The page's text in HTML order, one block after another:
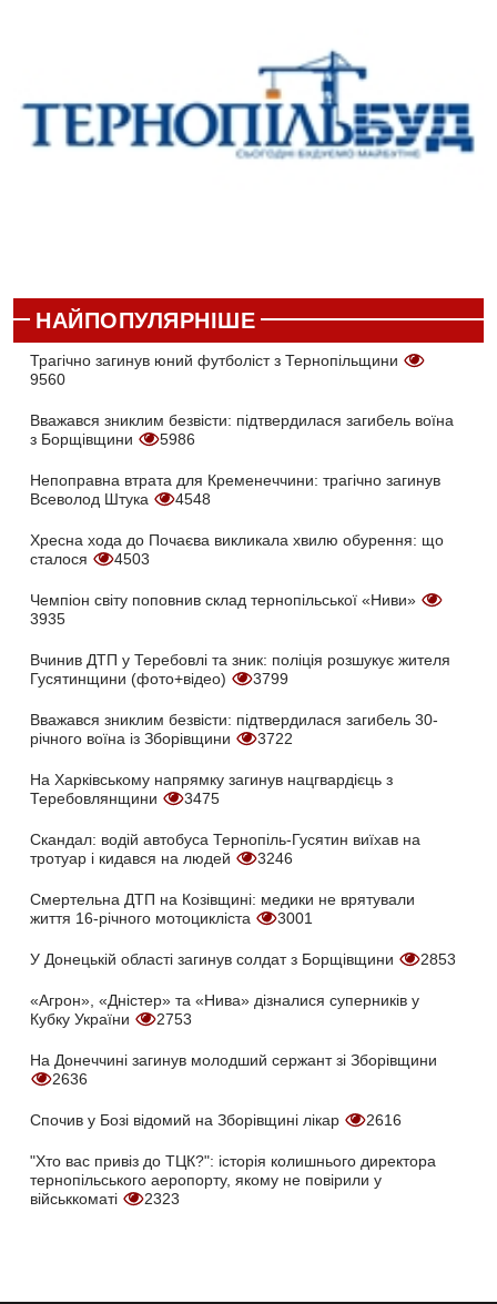
НАЙПОПУЛЯРНІШЕ
Трагічно загинув юний футболіст з Тернопільщини
9560
Вважався зниклим безвісти: підтвердилася загибель воїна
з Борщівщини
5986
Непоправна втрата для Кременеччини: трагічно загинув
Всеволод Штука
4548
Хресна хода до Почаєва викликала хвилю обурення: що
сталося
4503
Чемпіон світу поповнив склад тернопільської «Ниви»
3935
Вчинив ДТП у Теребовлі та зник: поліція розшукує жителя
Гусятинщини (фото+відео)
3799
Вважався зниклим безвісти: підтвердилася загибель 30-
річного воїна із Зборівщини
3722
На Харківському напрямку загинув нацгвардієць з
Теребовлянщини
3475
Скандал: водій автобуса Тернопіль-Гусятин виїхав на
тротуар і кидався на людей
3246
Смертельна ДТП на Козівщині: медики не врятували
життя 16-річного мотоцикліста
3001
У Донецькій області загинув солдат з Борщівщини 2853
«Агрон», «Дністер» та «Нива» дізналися суперників у
Кубку України
2753
На Донеччині загинув молодший сержант зі Зборівщини
2636
Спочив у Бозі відомий на Зборівщині лікар 2616
"Хто вас привіз до ТЦК?": історія колишнього директора
тернопільського аеропорту, якому не повірили у
військкоматі
2323